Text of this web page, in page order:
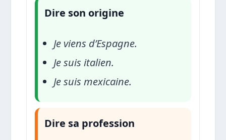
Dire son origine
Je viens d’Espagne.
Je suis italien.
Je suis mexicaine.
Dire sa profession